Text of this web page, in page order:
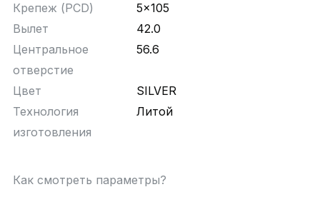
Крепеж (PCD)
5x105
Вылет
42.0
Центральное
отверстие
56.6
Цвет
SILVER
Технология
изготовления
Литой
Как смотреть параметры?